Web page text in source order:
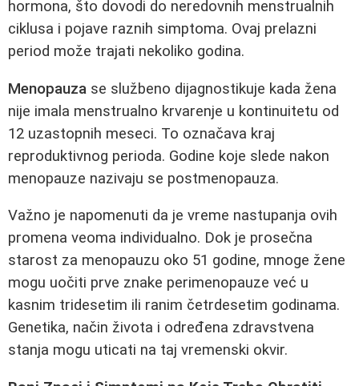
hormona, što dovodi do neredovnih menstrualnih
ciklusa i pojave raznih simptoma. Ovaj prelazni
period može trajati nekoliko godina.
Menopauza se službeno dijagnostikuje kada žena
nije imala menstrualno krvarenje u kontinuitetu od
12 uzastopnih meseci. To označava kraj
reproduktivnog perioda. Godine koje slede nakon
menopauze nazivaju se postmenopauza.
Važno je napomenuti da je vreme nastupanja ovih
promena veoma individualno. Dok je prosečna
starost za menopauzu oko 51 godine, mnoge žene
mogu uočiti prve znake perimenopauze već u
kasnim tridesetim ili ranim četrdesetim godinama.
Genetika, način života i određena zdravstvena
stanja mogu uticati na taj vremenski okvir.